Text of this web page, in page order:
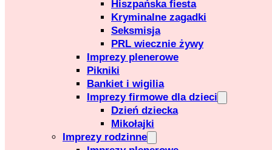
Hiszpańska fiesta
Kryminalne zagadki
Seksmisja
PRL wiecznie żywy
Imprezy plenerowe
Pikniki
Bankiet i wigilia
Imprezy firmowe dla dzieci
Dzień dziecka
Mikołajki
Imprezy rodzinne